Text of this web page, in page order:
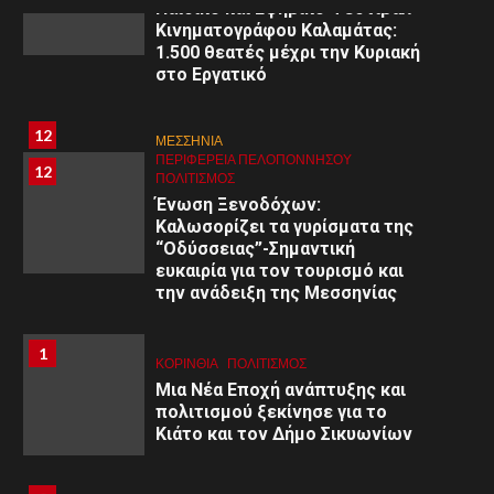
Παιδικό και Εφηβικό Φεστιβάλ
Κινηματογράφου Καλαμάτας:
1.500 θεατές μέχρι την Κυριακή
στο Εργατικό
12
12
ΜΕΣΣΗΝΙΑ
ΠΕΡΙΦΈΡΕΙΑ ΠΕΛΟΠΟΝΝΉΣΟΥ
ΠΟΛΙΤΙΣΜΌΣ
Ένωση Ξενοδόχων:
Καλωσορίζει τα γυρίσματα της
“Οδύσσειας”-Σημαντική
ευκαιρία για τον τουρισμό και
την ανάδειξη της Μεσσηνίας
1
1
ΚΟΡΙΝΘΊΑ ΠΟΛΙΤΙΣΜΌΣ
Μια Νέα Εποχή ανάπτυξης και
πολιτισμού ξεκίνησε για το
Κιάτο και τον Δήμο Σικυωνίων
8
8
ΠΕΡΙΦΈΡΕΙΑ ΠΕΛΟΠΟΝΝΉΣΟΥ
Εκδήλωση στο Άργος: «Εφηβική
ψυχολογία: Κατανόηση –
Διαχείριση – Υποστήριξη»
9
ΚΟΡΙΝΘΊΑ
ΠΕΡΙΦΈΡΕΙΑ ΠΕΛΟΠΟΝΝΉΣΟΥ ΥΓΕΙΑ
Γυμνάσιο Κορίνθου
ΚΟΡΙΝΘΊΑ